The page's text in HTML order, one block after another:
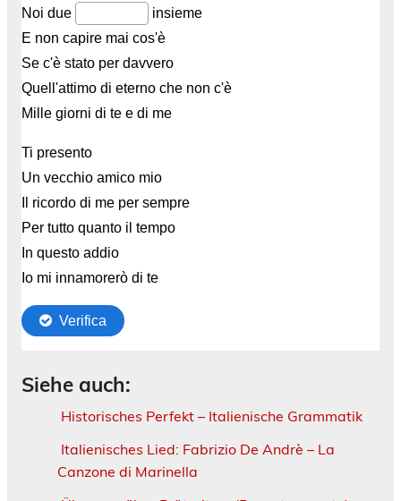
Siehe auch:
Historisches Perfekt – Italienische Grammatik
Italienisches Lied: Fabrizio De Andrè – La
Canzone di Marinella